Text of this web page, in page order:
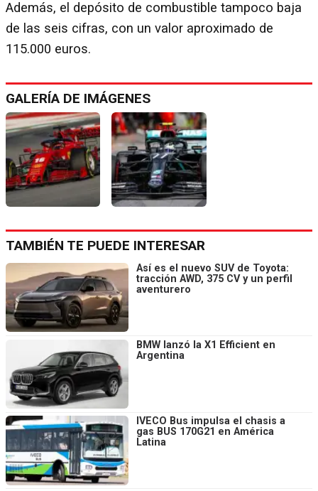
Además, el depósito de combustible tampoco baja
de las seis cifras, con un valor aproximado de
115.000 euros.
GALERÍA DE IMÁGENES
TAMBIÉN TE PUEDE INTERESAR
Así es el nuevo SUV de Toyota:
tracción AWD, 375 CV y un perfil
aventurero
BMW lanzó la X1 Efficient en
Argentina
IVECO Bus impulsa el chasis a
gas BUS 170G21 en América
Latina